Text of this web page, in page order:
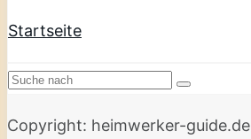
Startseite
Copyright: heimwerker-guide.de